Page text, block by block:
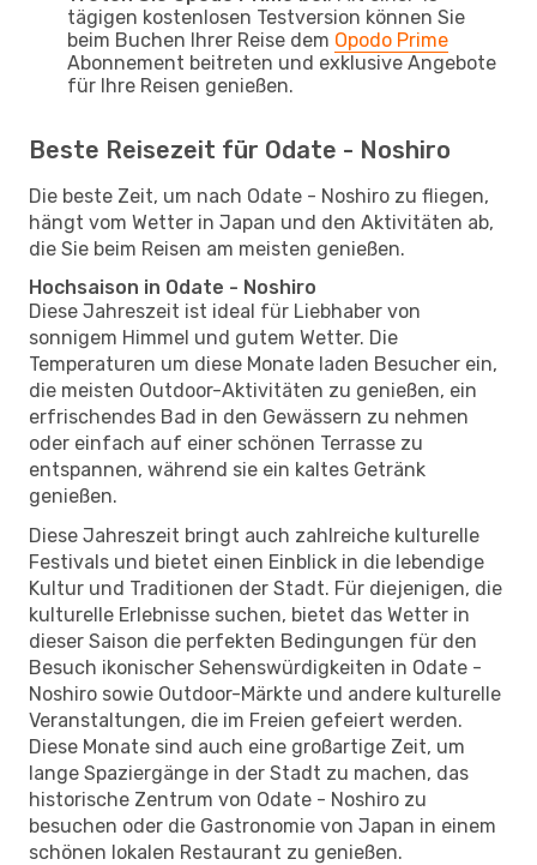
tägigen kostenlosen Testversion können Sie
beim Buchen Ihrer Reise dem Opodo Prime
Abonnement beitreten und exklusive Angebote
für Ihre Reisen genießen.
Beste Reisezeit für Odate - Noshiro
Die beste Zeit, um nach Odate - Noshiro zu fliegen,
hängt vom Wetter in Japan und den Aktivitäten ab,
die Sie beim Reisen am meisten genießen.
Hochsaison in Odate - Noshiro
Diese Jahreszeit ist ideal für Liebhaber von
sonnigem Himmel und gutem Wetter. Die
Temperaturen um diese Monate laden Besucher ein,
die meisten Outdoor-Aktivitäten zu genießen, ein
erfrischendes Bad in den Gewässern zu nehmen
oder einfach auf einer schönen Terrasse zu
entspannen, während sie ein kaltes Getränk
genießen.
Diese Jahreszeit bringt auch zahlreiche kulturelle
Festivals und bietet einen Einblick in die lebendige
Kultur und Traditionen der Stadt. Für diejenigen, die
kulturelle Erlebnisse suchen, bietet das Wetter in
dieser Saison die perfekten Bedingungen für den
Besuch ikonischer Sehenswürdigkeiten in Odate -
Noshiro sowie Outdoor-Märkte und andere kulturelle
Veranstaltungen, die im Freien gefeiert werden.
Diese Monate sind auch eine großartige Zeit, um
lange Spaziergänge in der Stadt zu machen, das
historische Zentrum von Odate - Noshiro zu
besuchen oder die Gastronomie von Japan in einem
schönen lokalen Restaurant zu genießen.